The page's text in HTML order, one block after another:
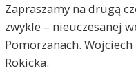
Zapraszamy na drugą
zwykle – nieuczesanej
Pomorzanach.
Rokicka.